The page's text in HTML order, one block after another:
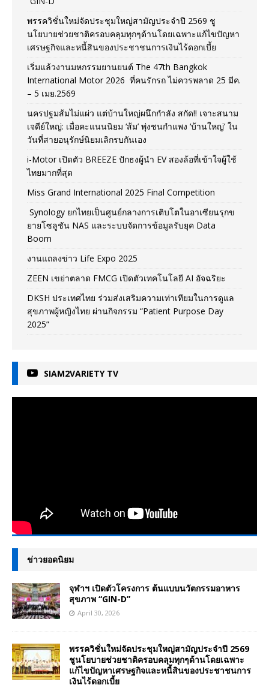
พรรควิชั่นใหม่จัดประชุมใหญ่สามัญประจำปี 2569 ชู
นโยบายช่วยชาติครอบคลุมทุกๆด้านโดยเฉพาะแก้ไขปัญหา
เศรษฐกิจและหนี้สินของประชาชนการเงินไร้ดอกเบี้ย
เริ่มแล้วงานมหกรรมยานยนต์ The 47th Bangkok
International Motor 2026 ที่คนรักรถ ไม่ควรพลาด 25 มีค.
– 5 เมย.2569
นครปฐมส้มไม่แผ่ว แต่บ้านใหญ่ผนึกกำลัง สกัด!! เจาะสนาม
เจดีย์ใหญ่: เมื่อคะแนนนิยม ‘ส้ม’ พุ่งชนกำแพง ‘บ้านใหญ่’ ใน
วันที่สายอนุรักษ์นิยมเลิกรบกันเอง
i-Motor เปิดตัว BREEZE ปักธงผู้นำ EV สองล้อที่เข้าใจผู้ใช้
ไทยมากที่สุด
Miss Grand International 2025 Final Competition
Synology ยกไทยเป็นศูนย์กลางการเติบโตในอาเซียนรุกข
ยายโซลูชัน NAS และระบบจัดการข้อมูลรับยุค Data
Boom
งานแถลงข่าว Life Expo 2025
ZEEN เขย่าตลาด FMCG เปิดตัวเทคโนโลยี AI อัจฉริยะ
DKSH ประเทศไทย ร่วมส่งเสริมความเท่าเทียมในการดูแล
สุขภาพผู้หญิงไทย ผ่านกิจกรรม “Patient Purpose Day
2025”
SIAM2VARIETY TV
ข่าวยอดนิยม
จุฬาฯ เปิดตัวโครงการ ต้นแบบนวัตกรรมอาหาร
สุขภาพ “GIN-D”
April 30, 2026
พรรควิชั่นใหม่จัดประชุมใหญ่สามัญประจำปี 2569
ชูนโยบายช่วยชาติครอบคลุมทุกๆด้านโดยเฉพาะ
แก้ไขปัญหาเศรษฐกิจและหนี้สินของประชาชนการ
เงินไร้ดอกเบี้ย